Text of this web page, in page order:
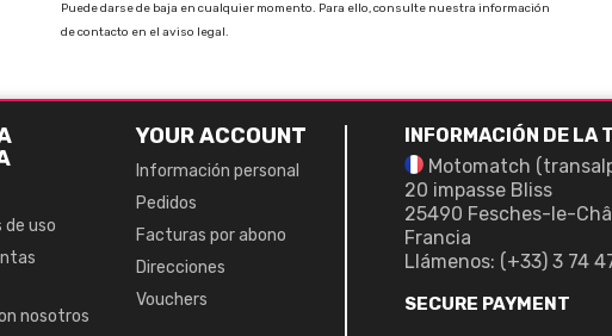
Puede darse de baja en cualquier momento. Para ello, consulte nuestra información
de contacto en el aviso legal.
de uso
nosotros
YOUR ACCOUNT
Información personal
Pedidos
Facturas por abono
Direcciones
Vouchers
INFORMACIÓN DE LA
Motomatch
20 impasse Bliss
25490 Fesches-le-
Francia
Llámenos: (+33) 3 74
SECURE PAYMENT